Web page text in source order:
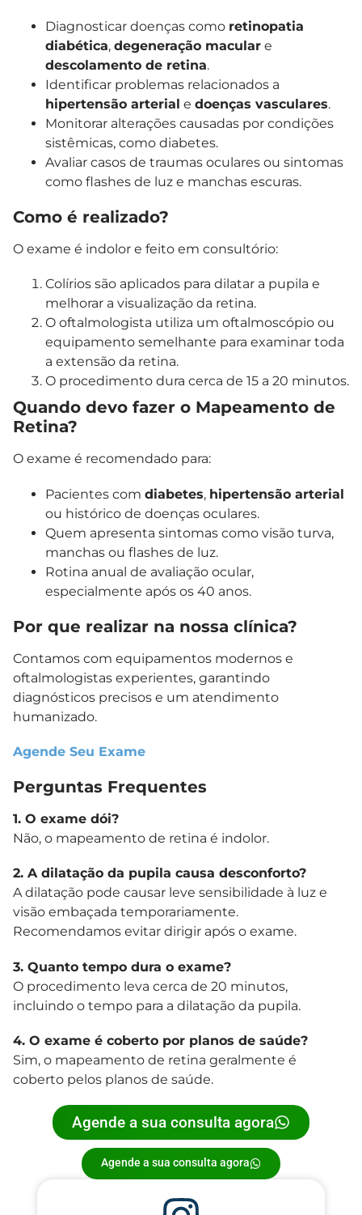
Diagnosticar doenças como retinopatia
diabética, degeneração macular e
descolamento de retina.
Identificar problemas relacionados a
hipertensão arterial e doenças vasculares.
Monitorar alterações causadas por condições
sistêmicas, como diabetes.
Avaliar casos de traumas oculares ou sintomas
como flashes de luz e manchas escuras.
Como é realizado?
O exame é indolor e feito em consultório:
Colírios são aplicados para dilatar a pupila e
melhorar a visualização da retina.
O oftalmologista utiliza um oftalmoscópio ou
equipamento semelhante para examinar toda
a extensão da retina.
O procedimento dura cerca de 15 a 20 minutos.
Quando devo fazer o Mapeamento de
Retina?
O exame é recomendado para:
Pacientes com diabetes, hipertensão arterial
ou histórico de doenças oculares.
Quem apresenta sintomas como visão turva,
manchas ou flashes de luz.
Rotina anual de avaliação ocular,
especialmente após os 40 anos.
Por que realizar na nossa clínica?
Contamos com equipamentos modernos e
oftalmologistas experientes, garantindo
diagnósticos precisos e um atendimento
humanizado.
Agende Seu Exame
Perguntas Frequentes
1. O exame dói?
Não, o mapeamento de retina é indolor.
2. A dilatação da pupila causa desconforto?
A dilatação pode causar leve sensibilidade à luz e
visão embaçada temporariamente.
Recomendamos evitar dirigir após o exame.
3. Quanto tempo dura o exame?
O procedimento leva cerca de 20 minutos,
incluindo o tempo para a dilatação da pupila.
4. O exame é coberto por planos de saúde?
Sim, o mapeamento de retina geralmente é
coberto pelos planos de saúde.
Agende a sua consulta agora
Agende a sua consulta agora